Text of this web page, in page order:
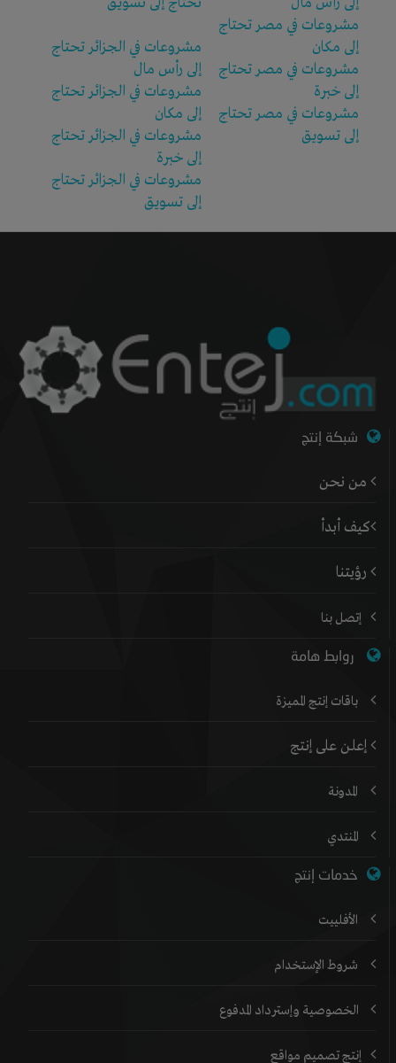
مشروعات في مصر تحتاج
إلى مكان
مشروعات في مصر تحتاج
إلى خبرة
مشروعات في مصر تحتاج
إلى تسويق
مشروعات في الجزائر تحتاج
إلى رأس مال
مشروعات في الجزائر تحتاج
إلى مكان
مشروعات في الجزائر تحتاج
إلى خبرة
مشروعات في الجزائر تحتاج
إلى تسويق
شبكة إنتج
من نحن
كيف أبدأ
رؤيتنا
إتصل بنا
روابط هامة
باقات إنتج المميزة
إعلن على إنتج
المدونة
المنتدي
خدمات إنتج
الأفلييت
شروط الإستخدام
الخصوصية وإسترداد المدفوع
إنتج تصميم مواقع